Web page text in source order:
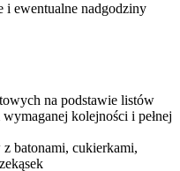
i ewentualne nadgodziny
na podstawie listów
kolejności i pełnej
z batonami, cukierkami,